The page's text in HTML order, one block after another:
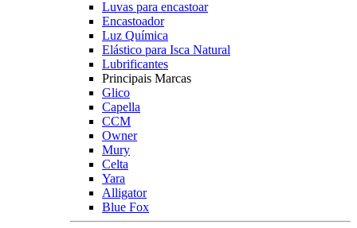
Luvas para encastoar
Encastoador
Luz Química
Elástico para Isca Natural
Lubrificantes
Principais Marcas
Glico
Capella
CCM
Owner
Mury
Celta
Yara
Alligator
Blue Fox